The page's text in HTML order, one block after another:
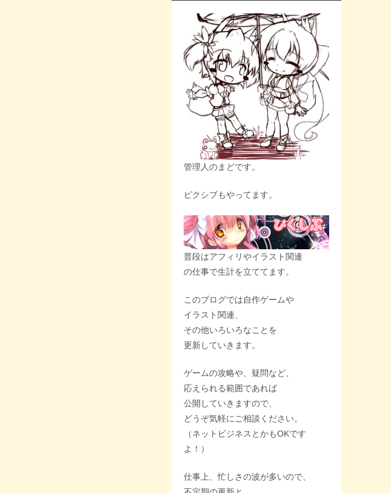
管理人のまどです。
ピクシブもやってます。
普段はアフィリやイラスト関連
の仕事で生計を立ててます。
このブログでは自作ゲームや
イラスト関連、
その他いろいろなことを
更新していきます。
ゲームの攻略や、疑問など、
応えられる範囲であれば
公開していきますので、
どうぞ気軽にご相談ください。
（ネットビジネスとかもOKです
よ！）
仕事上、忙しさの波が多いので、